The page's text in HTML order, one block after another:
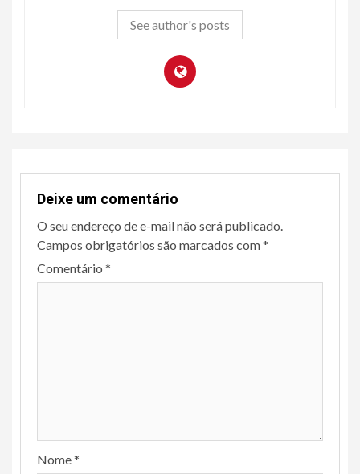
See author's posts
Deixe um comentário
O seu endereço de e-mail não será publicado.
Campos obrigatórios são marcados com*
Comentário *
Nome*